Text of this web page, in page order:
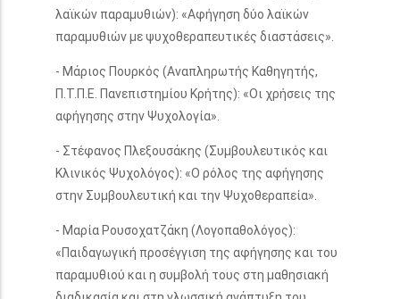
λαϊκών παραμυθιών): «Αφήγηση δύο λαϊκών
παραμυθιών με ψυχοθεραπευτικές διαστάσεις».
- Μάριος Πουρκός (Αναπληρωτής Καθηγητής,
Π.Τ.Π.Ε. Πανεπιστημίου Κρήτης): «Οι χρήσεις της
αφήγησης στην Ψυχολογία».
- Στέφανος Πλεξουσάκης (Συμβουλευτικός και
Κλινικός Ψυχολόγος): «Ο ρόλος της αφήγησης
στην Συμβουλευτική και την Ψυχοθεραπεία».
- Μαρία Ρουσοχατζάκη (Λογοπαθολόγος):
«Παιδαγωγική προσέγγιση της αφήγησης και του
παραμυθιού και η συμβολή τους στη μαθησιακή